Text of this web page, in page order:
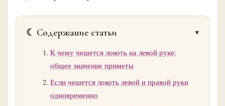
☾ Содержание статьи
К чему чешется локоть на левой руке:
общее значение приметы
Если чешется локоть левой и правой руки
одновременно